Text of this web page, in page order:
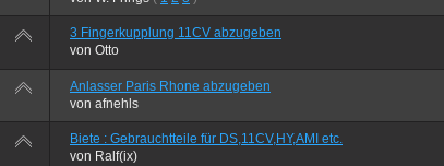
3 Fingerkupplung 11CV abzugeben
von Otto
Anlasser Paris Rhone abzugeben
von afnehls
Biete : Gebrauchtteile für DS,11CV,HY,AMI etc.
von Ralf(ix)